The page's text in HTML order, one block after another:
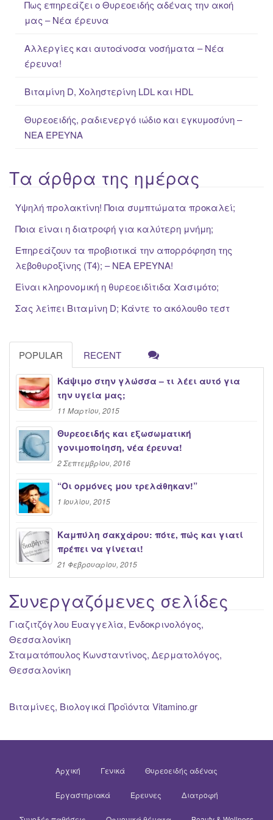
Πως επηρεάζει ο Θυρεοειδής αδένας την ακοή
μας – Νέα έρευνα
Αλλεργίες και αυτοάνοσα νοσήματα – Νέα
έρευνα!
Βιταμίνη D, Χοληστερίνη LDL και HDL
Θυρεοειδής, ραδιενεργό ιώδιο και εγκυμοσύνη –
ΝΕΑ ΈΡΕΥΝΑ
Τα άρθρα της ημέρας
Υψηλή προλακτίνη! Ποια συμπτώματα προκαλεί;
Ποια είναι η διατροφή για καλύτερη μνήμη;
Επηρεάζουν τα προβιοτικά την απορρόφηση της
λεβοθυροξίνης (Τ4); – ΝΕΑ ΕΡΕΥΝΑ!
Είναι κληρονομική η θυρεοειδίτιδα Χασιμότο;
Σας λείπει Βιταμίνη D; Κάντε το ακόλουθο τεστ
POPULAR RECENT
Κάψιμο στην γλώσσα – τι λέει αυτό για
την υγεία μας;
11 Μαρτίου, 2015
Θυρεοειδής και εξωσωματική
γονιμοποίηση, νέα έρευνα!
2 Σεπτεμβρίου, 2016
“Oι ορμόνες μου τρελάθηκαν!”
1 Ιουλίου, 2015
Καμπύλη σακχάρου: πότε, πώς και γιατί
πρέπει να γίνεται!
21 Φεβρουαρίου, 2015
Συνεργαζόμενες σελίδες
Γιαζιτζόγλου Ευαγγελία, Ενδοκρινολόγος,
Θεσσαλονίκη
Σταματόπουλος Κωνσταντίνος, Δερματολόγος,
Θεσσαλονίκη
Βιταμίνες, Βιολογικά Προϊόντα Vitamino.gr
Αρχική Γενικά Θυρεοειδής αδένας
Εργαστηριακά Έρευνες Διατροφή